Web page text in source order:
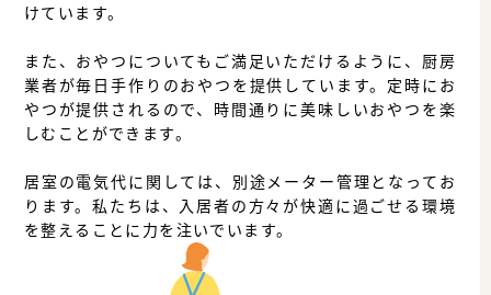
けています。
また、おやつについてもご満足いただけるように、厨房
業者が毎日手作りのおやつを提供しています。定時にお
やつが提供されるので、時間通りに美味しいおやつを楽
しむことができます。
居室の電気代に関しては、別途メーター管理となってお
ります。私たちは、入居者の方々が快適に過ごせる環境
を整えることに力を注いでいます。